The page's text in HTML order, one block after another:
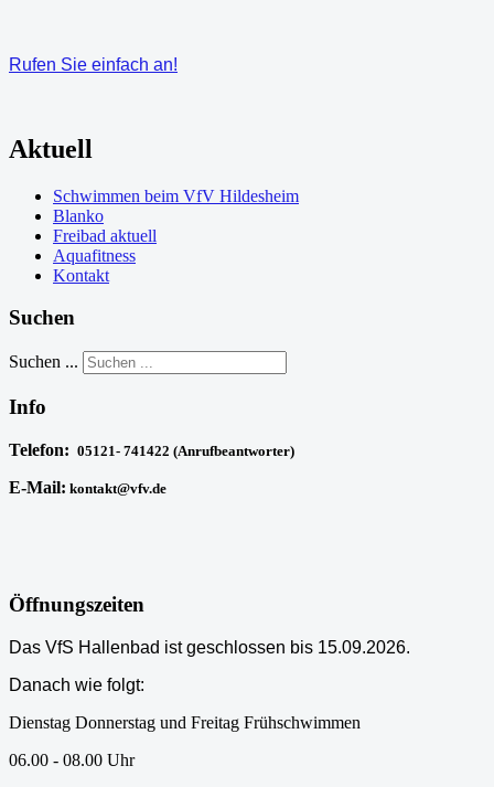
Rufen Sie einfach an!
Aktuell
Schwimmen beim VfV Hildesheim
Blanko
Freibad aktuell
Aquafitness
Kontakt
Suchen
Suchen ...
Info
Telefon: 05121- 741422 (Anrufbeantworter)
E-Mail: kontakt@vfv.de
Öffnungszeiten
Das VfS Hallenbad ist geschlossen bis 15.09.2026.
Danach wie folgt:
Dienstag Donnerstag und Freitag Frühschwimmen
06.00 - 08.00 Uhr